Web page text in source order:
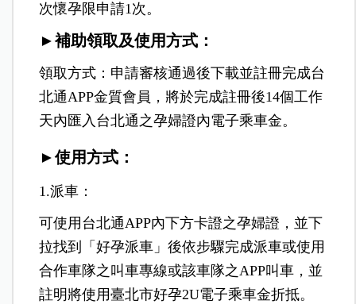
次懷孕限申請1次。
►補助領取及使用方式：
領取方式：申請審核通過後下載並註冊完成台
北通APP金質會員，將於完成註冊後14個工作
天內匯入台北通之孕婦證內電子乘車金。
►使用方式：
1.派車：
可使用台北通APP內下方卡證之孕婦證，並下
拉找到「好孕派車」後依步驟完成派車或使用
合作車隊之叫車專線或該車隊之APP叫車，並
註明將使用臺北市好孕2U電子乘車金折抵。